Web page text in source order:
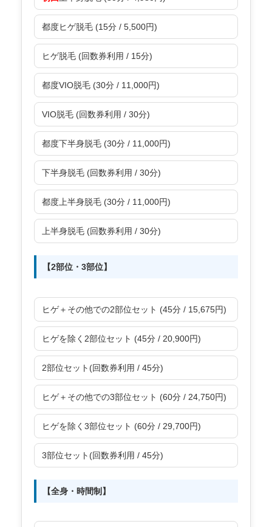
都度ヒゲ脱毛 (15分 / 5,500円)
ヒゲ脱毛 (回数券利用 / 15分)
都度VIO脱毛 (30分 / 11,000円)
VIO脱毛 (回数券利用 / 30分)
都度下半身脱毛 (30分 / 11,000円)
下半身脱毛 (回数券利用 / 30分)
都度上半身脱毛 (30分 / 11,000円)
上半身脱毛 (回数券利用 / 30分)
【2部位・3部位】
ヒゲ＋その他での2部位セット (45分 / 15,675円)
ヒゲを除く2部位セット (45分 / 20,900円)
2部位セット(回数券利用 / 45分)
ヒゲ＋その他での3部位セット (60分 / 24,750円)
ヒゲを除く3部位セット (60分 / 29,700円)
3部位セット(回数券利用 / 45分)
【全身・時間制】